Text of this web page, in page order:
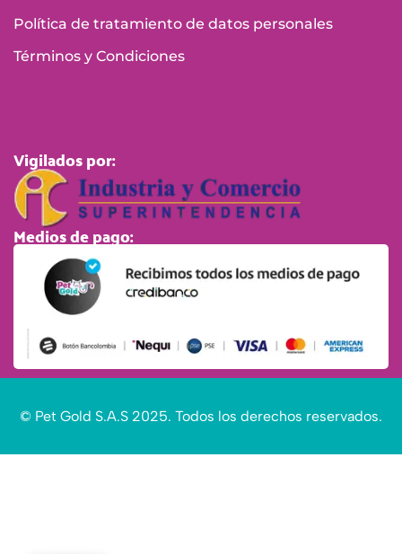
Política de tratamiento de datos personales
Términos y Condiciones
Vigilados por:
Medios de pago:
© Pet Gold S.A.S 2025. Todos los derechos reservados.